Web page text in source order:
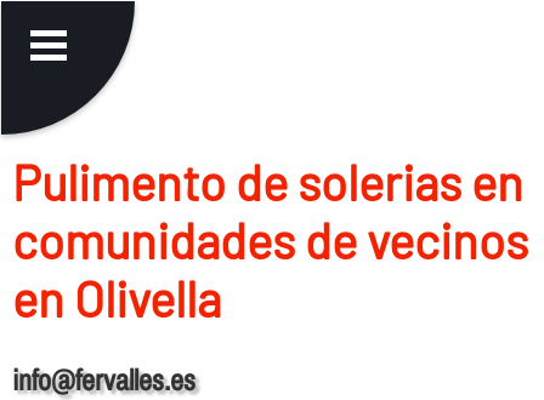
Pulimento de solerias en
comunidades de vecinos
en Olivella
info@fervalles.es